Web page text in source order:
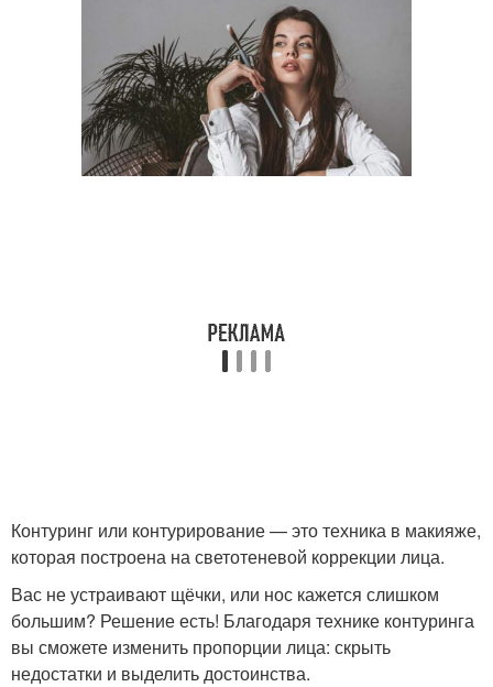
Контуринг или контурирование — это техника в макияже,
которая построена на светотеневой коррекции лица.
Вас не устраивают щёчки, или нос кажется слишком
большим? Решение есть! Благодаря технике контуринга
вы сможете изменить пропорции лица: скрыть
недостатки и выделить достоинства.